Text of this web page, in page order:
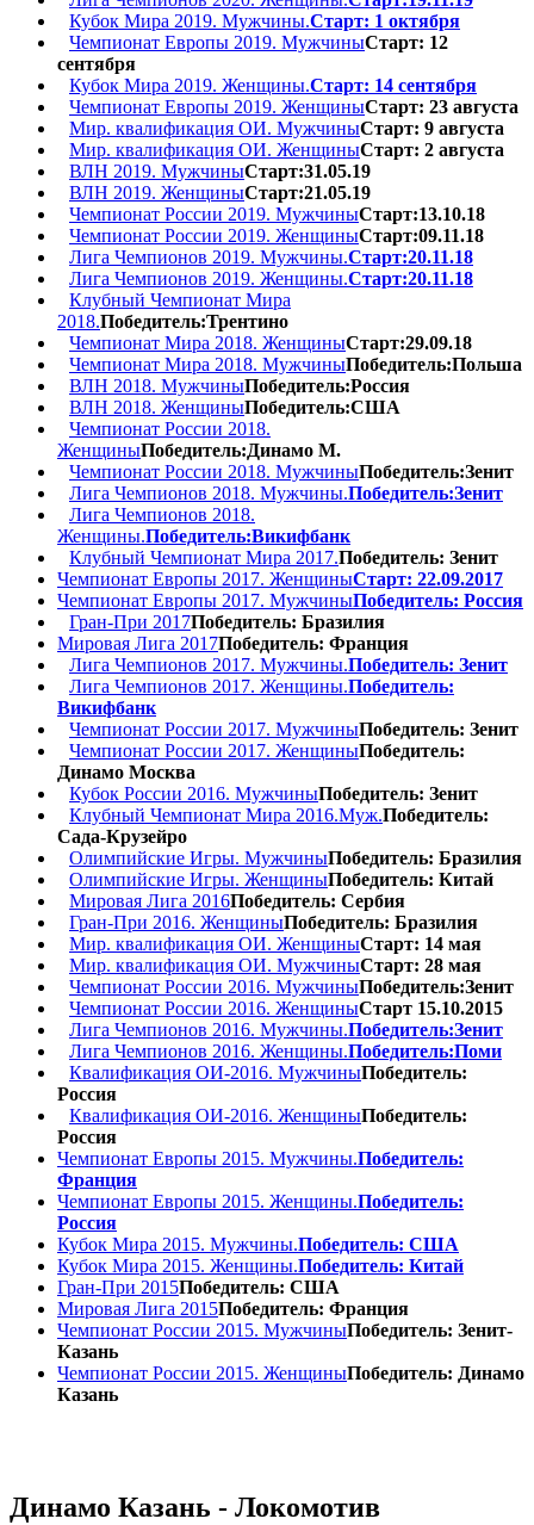
Кубок Мира 2019. Мужчины.Старт: 1 октября
Чемпионат Европы 2019. МужчиныСтарт: 12
сентября
Кубок Мира 2019. Женщины.Старт: 14 сентября
Чемпионат Европы 2019. ЖенщиныСтарт: 23 августа
Мир. квалификация ОИ. МужчиныСтарт: 9 августа
Мир. квалификация ОИ. ЖенщиныСтарт: 2 августа
ВЛН 2019. МужчиныСтарт:31.05.19
ВЛН 2019. ЖенщиныСтарт:21.05.19
Чемпионат России 2019. МужчиныСтарт:13.10.18
Чемпионат России 2019. ЖенщиныСтарт:09.11.18
Лига Чемпионов 2019. Мужчины.Старт:20.11.18
Лига Чемпионов 2019. Женщины.Старт:20.11.18
Клубный Чемпионат Мира
2018.Победитель:Трентино
Чемпионат Мира 2018. ЖенщиныСтарт:29.09.18
Чемпионат Мира 2018. МужчиныПобедитель:Польша
ВЛН 2018. МужчиныПобедитель:Россия
ВЛН 2018. ЖенщиныПобедитель:США
Чемпионат России 2018.
ЖенщиныПобедитель:Динамо М.
Чемпионат России 2018. МужчиныПобедитель:Зенит
Лига Чемпионов 2018. Мужчины.Победитель:Зенит
Лига Чемпионов 2018.
Женщины.Победитель:Викифбанк
Клубный Чемпионат Мира 2017.Победитель: Зенит
Чемпионат Европы 2017. ЖенщиныСтарт: 22.09.2017
Чемпионат Европы 2017. МужчиныПобедитель: Россия
Гран-При 2017Победитель: Бразилия
Мировая Лига 2017Победитель: Франция
Лига Чемпионов 2017. Мужчины.Победитель: Зенит
Лига Чемпионов 2017. Женщины.Победитель:
Викифбанк
Чемпионат России 2017. МужчиныПобедитель: Зенит
Чемпионат России 2017. ЖенщиныПобедитель:
Динамо Москва
Кубок России 2016. МужчиныПобедитель: Зенит
Клубный Чемпионат Мира 2016.Муж.Победитель:
Сада-Крузейро
Олимпийские Игры. МужчиныПобедитель: Бразилия
Олимпийские Игры. ЖенщиныПобедитель: Китай
Мировая Лига 2016Победитель: Сербия
Гран-При 2016. ЖенщиныПобедитель: Бразилия
Мир. квалификация ОИ. ЖенщиныСтарт: 14 мая
Мир. квалификация ОИ. МужчиныСтарт: 28 мая
Чемпионат России 2016. МужчиныПобедитель:Зенит
Чемпионат России 2016. ЖенщиныСтарт 15.10.2015
Лига Чемпионов 2016. Мужчины.Победитель:Зенит
Лига Чемпионов 2016. Женщины.Победитель:Поми
Квалификация ОИ-2016. МужчиныПобедитель:
Россия
Квалификация ОИ-2016. ЖенщиныПобедитель:
Россия
Чемпионат Европы 2015. Мужчины.Победитель:
Франция
Чемпионат Европы 2015. Женщины.Победитель:
Россия
Кубок Мира 2015. Мужчины.Победитель: США
Кубок Мира 2015. Женщины.Победитель: Китай
Гран-При 2015Победитель: США
Мировая Лига 2015Победитель: Франция
Чемпионат России 2015. МужчиныПобедитель: Зенит-
Казань
Чемпионат России 2015. ЖенщиныПобедитель: Динамо
Казань
Динамо Казань - Локомотив